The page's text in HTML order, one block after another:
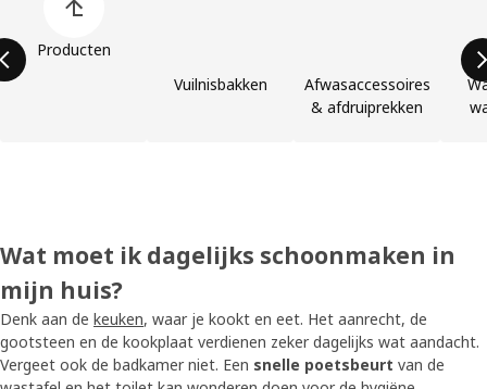
Producten
Vuilnisbakken
Afwasaccessoires
& afdruiprekken
Wat moet ik dagelijks schoonmaken in
mijn huis?
Denk aan de keuken, waar je kookt en eet. Het aanrecht, de
gootsteen en de kookplaat verdienen zeker dagelijks wat aandacht.
Vergeet ook de badkamer niet. Een snelle poetsbeurt van de